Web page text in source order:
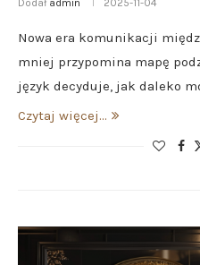
Dodał admin 2025-11-04
Nowa era komunikacji
mniej przypomina mapę
język decyduje, jak daleko
Czytaj więcej...